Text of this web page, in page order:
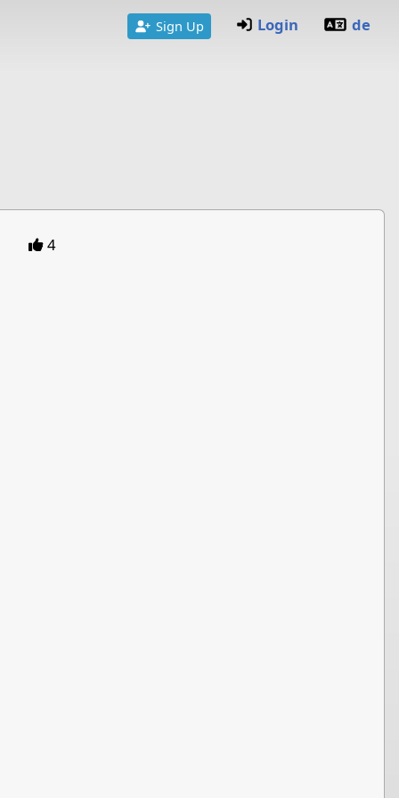
Sign Up Login de
4